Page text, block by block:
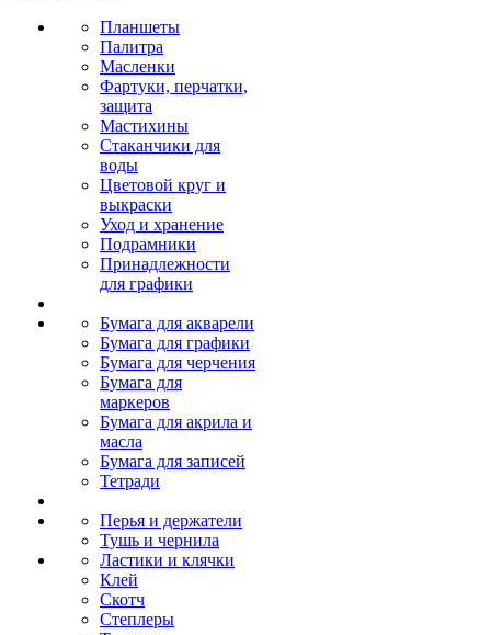
Планшеты
Палитра
Масленки
Фартуки, перчатки,
защита
Мастихины
Стаканчики для
воды
Цветовой круг и
выкраски
Уход и хранение
Подрамники
Принадлежности
для графики
Бумага для акварели
Бумага для графики
Бумага для черчения
Бумага для
маркеров
Бумага для акрила и
масла
Бумага для записей
Тетради
Перья и держатели
Тушь и чернила
Ластики и клячки
Клей
Скотч
Степлеры